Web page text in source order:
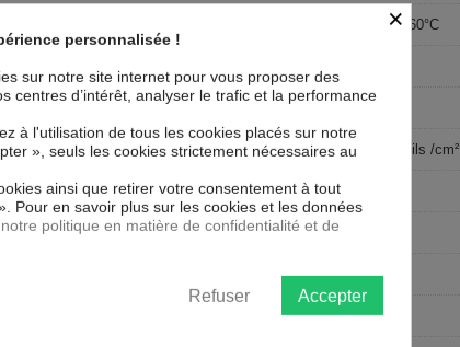
Lavable en machine à 60°C
Largeur
Nombre de fils Tissage ultra serré 74 fils /cm²
Collection HDR
Dimensions (cm) 160x200 cm
Rose pêche
Rectangulaire
×
personnalisée !
sur notre site internet pour vous proposer des
centres d’intérêt, analyser le trafic et la performance
à l'utilisation de tous les cookies placés sur notre
», seuls les cookies strictement nécessaires au
ainsi que retirer votre consentement à tout
Pour en savoir plus sur les cookies et les données
politique en matière de confidentialité et de
Accepter
Refuser